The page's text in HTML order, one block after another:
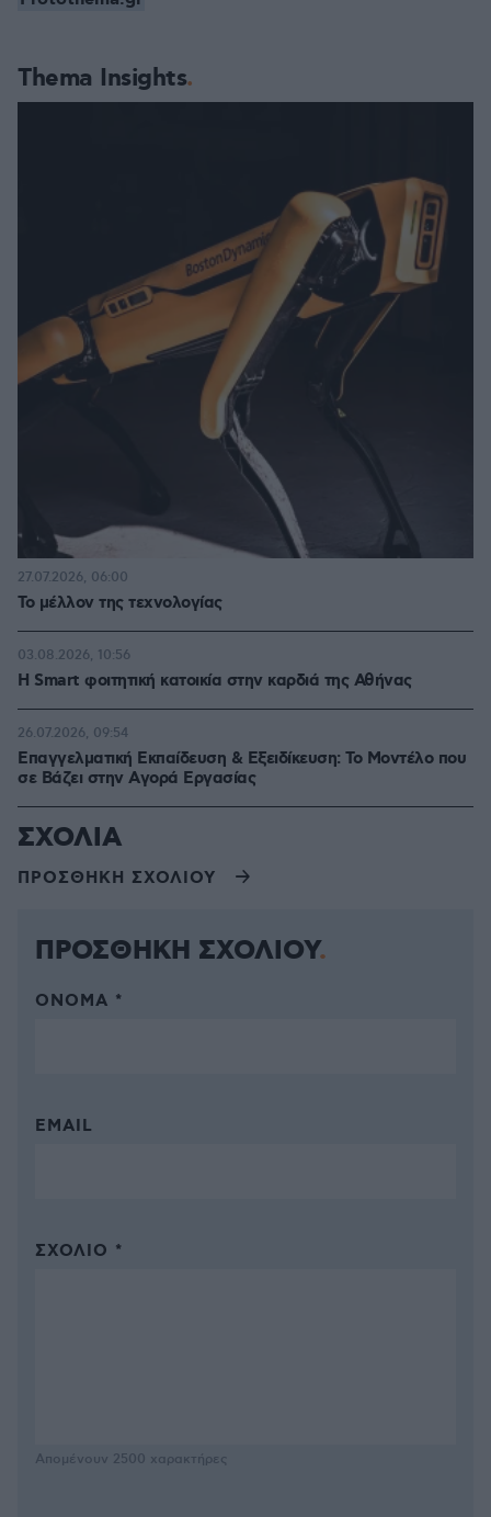
Thema Insights
Το μέλλον της τεχνολογίας
27.07.2026, 06:00
Η Smart φοιτητική κατοικία στην καρδιά της Αθήνας
03.08.2026, 10:56
Επαγγελματική Εκπαίδευση & Εξειδίκευση: Το Mοντέλο που
σε Bάζει στην Aγορά Eργασίας
26.07.2026, 09:54
ΣΧΟΛΙΑ
ΠΡΟΣΘΗΚΗ ΣΧΟΛΙΟΥ
ΠΡΟΣΘΗΚΗ ΣΧΟΛΙΟΥ
ΌΝΟΜΑ *
EMAIL
ΣΧΌΛΙΟ *
Απομένουν 2500 χαρακτήρες